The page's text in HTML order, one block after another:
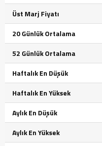
Üst Marj Fiyatı
20 Günlük Ortalama
52 Günlük Ortalama
Haftalık En Düşük
Haftalık En Yüksek
Aylık En Düşük
Aylık En Yüksek